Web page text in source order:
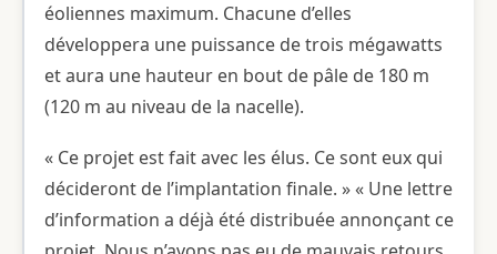
éoliennes maximum. Chacune d’elles
développera une puissance de trois mégawatts
et aura une hauteur en bout de pâle de 180 m
(120 m au niveau de la nacelle).
« Ce projet est fait avec les élus. Ce sont eux qui
décideront de l’implantation finale. » « Une lettre
d’information a déjà été distribuée annonçant ce